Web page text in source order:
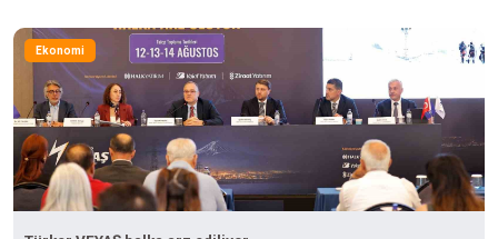
Ekonomi